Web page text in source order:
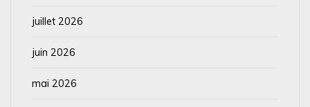
juillet 2026
juin 2026
mai 2026